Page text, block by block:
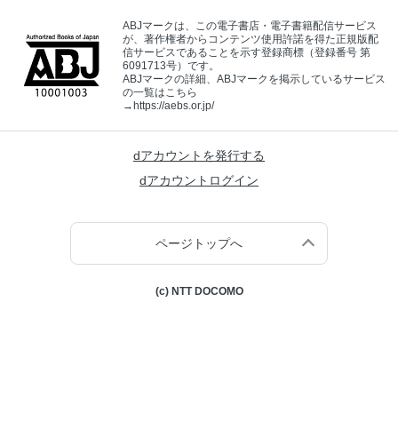
ABJマークは、この電子書店・電子書籍配信サービス
が、著作権者からコンテンツ使用許諾を得た正規版配
信サービスであることを示す登録商標（登録番号 第
6091713号）です。
ABJマークの詳細、ABJマークを掲示しているサービス
の一覧はこちら
→https://aebs.or.jp/
dアカウントを発行する
dアカウントログイン
ページトップへ
(c) NTT DOCOMO